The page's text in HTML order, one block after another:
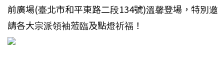
前廣場(臺北市和平東路二段134號)溫馨登場，特別邀
請各大宗派領袖蒞臨及點燈祈福！